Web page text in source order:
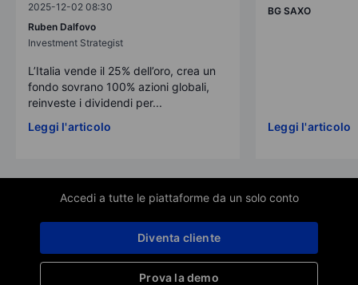
2025-12-02 08:30
Ruben Dalfovo
Investment Strategist
L’Italia vende il 25% dell’oro, crea un
fondo sovrano 100% azioni globali,
reinveste i dividendi per...
Leggi l'articolo
BG SAXO
Leggi l'articolo
Accedi a tutte le piattaforme da un solo conto
Prova la demo
Diventa cliente